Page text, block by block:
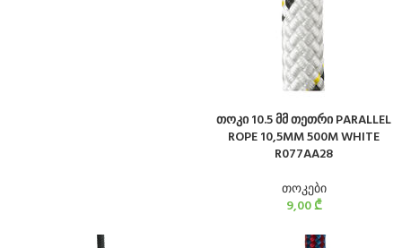
თოკი 10.5 მმ თეთრი PARALLEL
ROPE 10,5MM 500M WHITE
R077AA28
თოკები
9,00₾